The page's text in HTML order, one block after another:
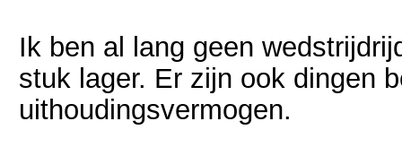
Ik ben al lang geen
stuk lager. Er zijn ook dingen
uithoudingsvermogen.